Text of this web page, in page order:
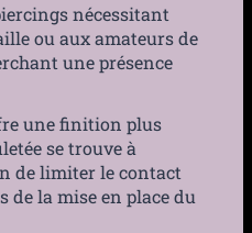
nécessitant
ou aux amateurs de
une présence
une finition plus
se trouve à
de limiter le contact
de la mise en place du